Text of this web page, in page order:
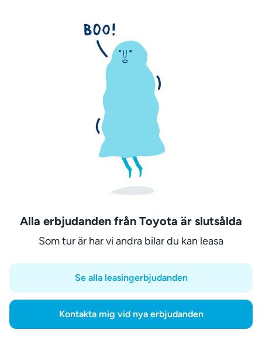
Alla erbjudanden från Toyota är slutsålda
Som tur är har vi andra bilar du kan leasa
Se alla leasingerbjudanden
Kontakta mig vid nya erbjudanden